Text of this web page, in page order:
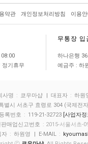
약관 개인정보처리방침 이용
정기휴무
무통장 입
하나은행
예금주 : 하
사명 : 쿄우마샵 | 대표자 : 하원
별시 서초구 효령로 304 (국제전
록번호 : 119-21-32723 [사업자
판매업신고번호 : 2015-서울서초-
자 : 하원영 | E-MAIL :